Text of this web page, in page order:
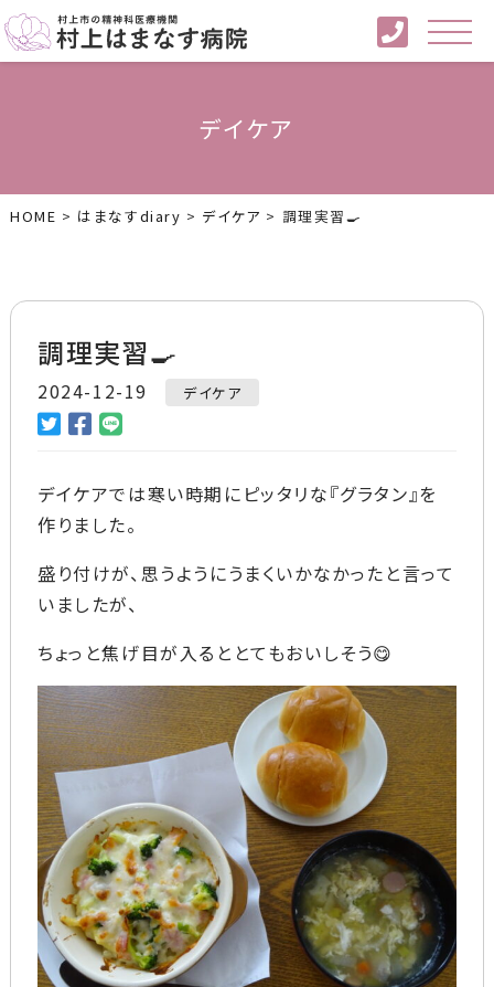
デイケア
HOME > はまなすdiary > デイケア > 調理実習🍳
調理実習🍳
2024-12-19 デイケア
デイケアでは寒い時期にピッタリな『グラタン』を
作りました。
盛り付けが、思うようにうまくいかなかったと言って
いましたが、
ちょっと焦げ目が入るととてもおいしそう😋